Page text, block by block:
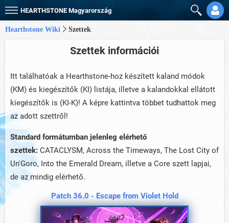
HEARTHSTONE Magyarország
Hearthstone Wiki Szettek
Szettek információi
Itt találhatóak a Hearthstone-hoz készített kaland módok
(KM) és kiegészítők (KI) listája, illetve a kalandokkal ellátott
kiegészítők is (KI-K)! A képre kattintva többet tudhattok meg
az adott szettről!
Standard formátumban jelenleg elérhető
szettek: CATACLYSM, Across the Timeways, The Lost City of
Un'Goro, Into the Emerald Dream, illetve a Core szett lapjai,
de az mindig elérhető.
Patch 36.0 - Escape from Violet Hold